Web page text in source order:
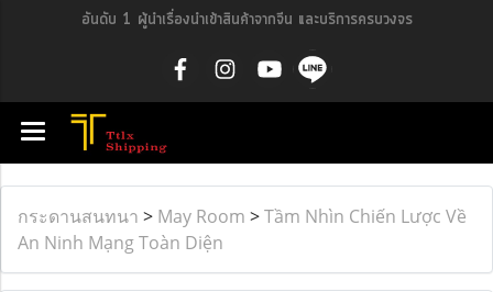
อันดับ 1 ผู้นำเรื่องนำเข้าสินค้าจากจีน และบริการครบวงจร
กระดานสนทนา > May Room >Tầm Nhìn Chiến Lược Về
An Ninh Mạng Toàn Diện